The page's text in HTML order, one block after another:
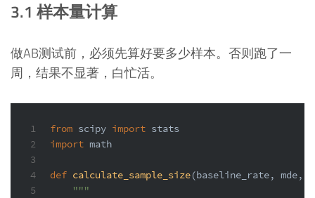
3.1 样本量计算
做AB测试前，必须先算好要多少样本。否则跑了一
周，结果不显著，白忙活。
1
2
3
4
5
from scipy import stats
import math
def calculate_sample_size(baseline_rate, mde,
"""